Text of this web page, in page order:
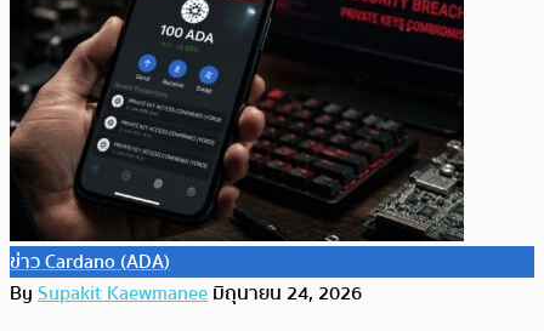
ข่าว Cardano (ADA)
BySupakit Kaewmaneeมิถุนายน 24, 2026